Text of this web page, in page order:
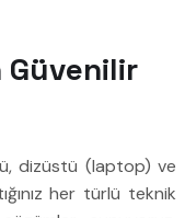
Güvenilir
dizüstü (laptop) ve
her türlü teknik